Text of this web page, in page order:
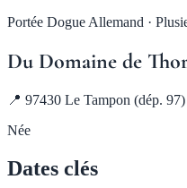
Portée Dogue Allemand ·
Du Domaine de
📍 97430 Le Tampon (dép. 97)
Née
Dates clés